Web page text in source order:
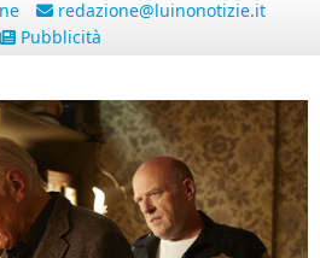
redazione@luinonotizie.it
Pubblicità